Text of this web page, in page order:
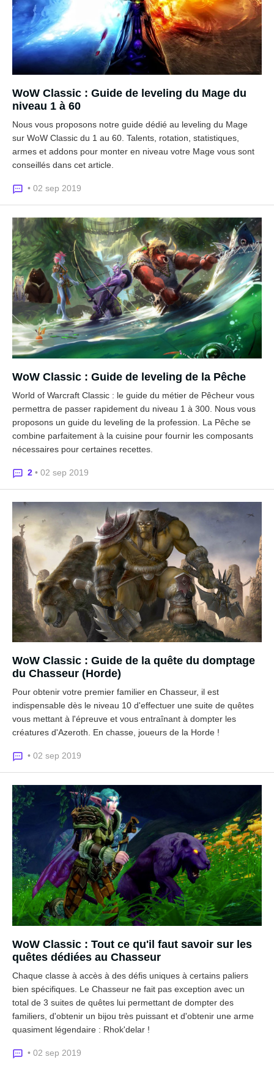
WoW Classic : Guide de leveling du Mage du
niveau 1 à 60
Nous vous proposons notre guide dédié au leveling du Mage
sur WoW Classic du 1 au 60. Talents, rotation, statistiques,
armes et addons pour monter en niveau votre Mage vous sont
conseillés dans cet article.
• 02 sep 2019
WoW Classic : Guide de leveling de la Pêche
World of Warcraft Classic : le guide du métier de Pêcheur vous
permettra de passer rapidement du niveau 1 à 300. Nous vous
proposons un guide du leveling de la profession. La Pêche se
combine parfaitement à la cuisine pour fournir les composants
nécessaires pour certaines recettes.
2 • 02 sep 2019
WoW Classic : Guide de la quête du domptage
du Chasseur (Horde)
Pour obtenir votre premier familier en Chasseur, il est
indispensable dès le niveau 10 d'effectuer une suite de quêtes
vous mettant à l'épreuve et vous entraînant à dompter les
créatures d'Azeroth. En chasse, joueurs de la Horde !
• 02 sep 2019
WoW Classic : Tout ce qu'il faut savoir sur les
quêtes dédiées au Chasseur
Chaque classe à accès à des défis uniques à certains paliers
bien spécifiques. Le Chasseur ne fait pas exception avec un
total de 3 suites de quêtes lui permettant de dompter des
familiers, d'obtenir un bijou très puissant et d'obtenir une arme
quasiment légendaire : Rhok'delar !
• 02 sep 2019